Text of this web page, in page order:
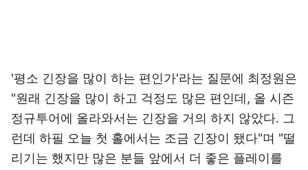
'평소 긴장을 많이 하는 편인가'라는 질문에 최정원은
"원래 긴장을 많이 하고 걱정도 많은 편인데, 올 시즌
정규투어에 올라와서는 긴장을 거의 하지 않았다. 그
런데 하필 오늘 첫 홀에서는 조금 긴장이 됐다"며 "떨
리기는 했지만 많은 분들 앞에서 더 좋은 플레이를